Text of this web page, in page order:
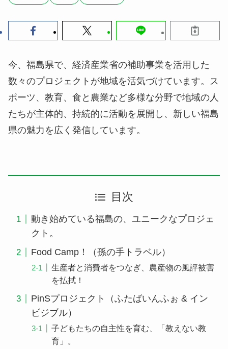
今、福島県で、経済産業省の補助事業を活用した
数々のプロジェクトが地域を活気づけています。ス
ポーツ、教育、食と農業など多様な分野で地域の人
たちが主体的、持続的に活動を展開し、新しい福島
県の魅力を広く発信しています。
目次
動き始めている福島の、ユニークなプロジェ
クト。
Food Camp！（孫の手トラベル）
生産者と消費者をつなぎ、農産物の風評被害
を払拭！
PinSプロジェクト（ふたばいんふぉ & イン
ビジブル）
子どもたちの自主性を育む、「教えない教
育」。